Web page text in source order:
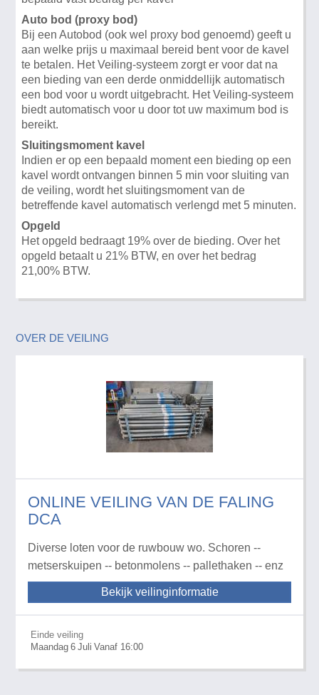
Auto bod (proxy bod)
Bij een Autobod (ook wel proxy bod genoemd) geeft u
aan welke prijs u maximaal bereid bent voor de kavel
te betalen. Het Veiling-systeem zorgt er voor dat na
een bieding van een derde onmiddellijk automatisch
een bod voor u wordt uitgebracht. Het Veiling-systeem
biedt automatisch voor u door tot uw maximum bod is
bereikt.
Sluitingsmoment kavel
Indien er op een bepaald moment een bieding op een
kavel wordt ontvangen binnen 5 min voor sluiting van
de veiling, wordt het sluitingsmoment van de
betreffende kavel automatisch verlengd met 5 minuten.
Opgeld
Het opgeld bedraagt 19% over de bieding. Over het
opgeld betaalt u 21% BTW, en over het bedrag
21,00% BTW.
OVER DE VEILING
ONLINE VEILING VAN DE FALING
DCA
Diverse loten voor de ruwbouw wo. Schoren --
metserskuipen -- betonmolens -- pallethaken -- enz
Bekijk veilinginformatie
Einde veiling
Maandag 6 Juli Vanaf 16:00